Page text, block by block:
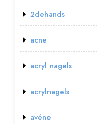
2dehands
acne
acryl nagels
acrylnagels
avéne